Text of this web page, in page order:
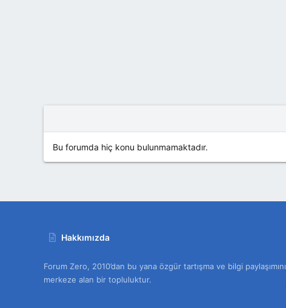
Bu forumda hiç konu bulunmamaktadır.
Hakkımızda
Forum Zero, 2010’dan bu yana özgür tartışma ve bilgi paylaşımını
merkeze alan bir topluluktur.